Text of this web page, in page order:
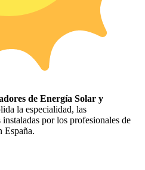
de Energía Solar y
la especialidad, las
por los profesionales de
España.